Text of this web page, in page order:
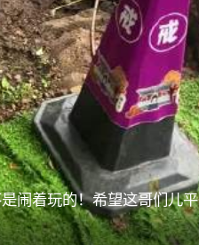
闹着玩的！希望这哥们儿